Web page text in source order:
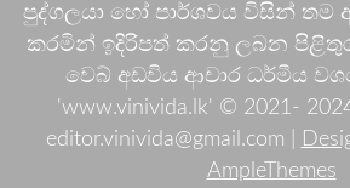
පුද්ගලයා හෝ පාර්ශවය විසින් තම
කරමින් ඉදිරිපත් කරනු ලබන
වෙබ් අඩවිය ආචාර ධර්මීය
'www.vinivida.lk' © 2021-
editor.vinivida@gmail.com |
AmpleThemes